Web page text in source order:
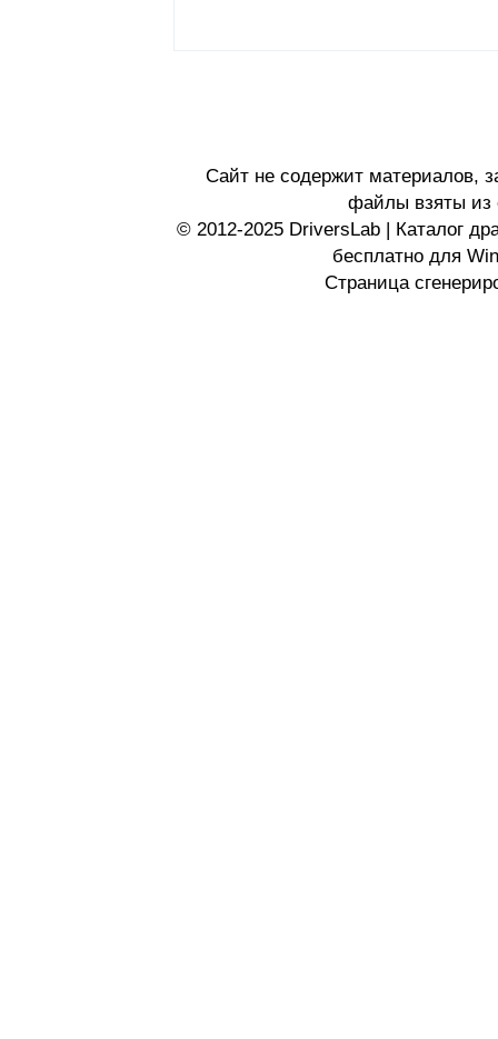
Сайт не содержит материалов,
файлы взяты из
© 2012-2025 DriversLab | Каталог
бесплатно для
Страница